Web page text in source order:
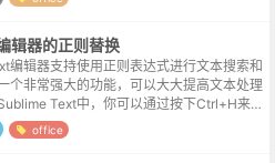
能够满足要求...
辑器的正则替换
编辑器支持使用正则表达式进行文本搜索和
个非常强大的功能，可以大大提高文本处理
Text中，你可以通过按下Ctrl+H来打
，并点击对话框中的[.*]按钮来启用正则表...
office